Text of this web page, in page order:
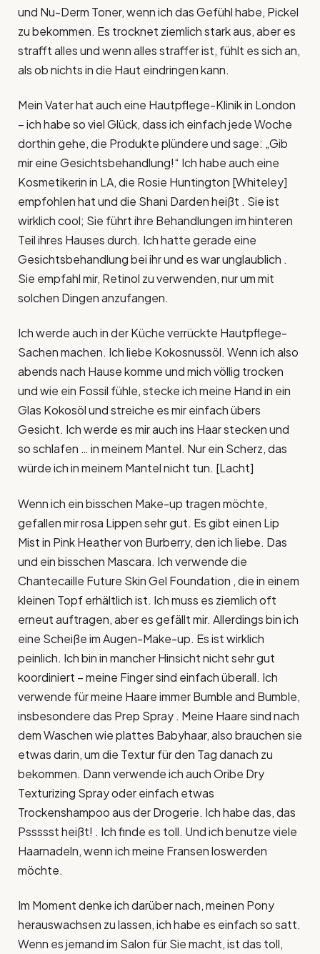
und Nu-Derm Toner, wenn ich das Gefühl habe, Pickel
zu bekommen. Es trocknet ziemlich stark aus, aber es
strafft alles und wenn alles straffer ist, fühlt es sich an,
als ob nichts in die Haut eindringen kann.
Mein Vater hat auch eine Hautpflege-Klinik in London
– ich habe so viel Glück, dass ich einfach jede Woche
dorthin gehe, die Produkte plündere und sage: „Gib
mir eine Gesichtsbehandlung!“ Ich habe auch eine
Kosmetikerin in LA, die Rosie Huntington [Whiteley]
empfohlen hat und die Shani Darden heißt . Sie ist
wirklich cool; Sie führt ihre Behandlungen im hinteren
Teil ihres Hauses durch. Ich hatte gerade eine
Gesichtsbehandlung bei ihr und es war unglaublich .
Sie empfahl mir, Retinol zu verwenden, nur um mit
solchen Dingen anzufangen.
Ich werde auch in der Küche verrückte Hautpflege-
Sachen machen. Ich liebe Kokosnussöl. Wenn ich also
abends nach Hause komme und mich völlig trocken
und wie ein Fossil fühle, stecke ich meine Hand in ein
Glas Kokosöl und streiche es mir einfach übers
Gesicht. Ich werde es mir auch ins Haar stecken und
so schlafen … in meinem Mantel. Nur ein Scherz, das
würde ich in meinem Mantel nicht tun. [Lacht]
Wenn ich ein bisschen Make-up tragen möchte,
gefallen mir rosa Lippen sehr gut. Es gibt einen Lip
Mist in Pink Heather von Burberry, den ich liebe. Das
und ein bisschen Mascara. Ich verwende die
Chantecaille Future Skin Gel Foundation , die in einem
kleinen Topf erhältlich ist. Ich muss es ziemlich oft
erneut auftragen, aber es gefällt mir. Allerdings bin ich
eine Scheiße im Augen-Make-up. Es ist wirklich
peinlich. Ich bin in mancher Hinsicht nicht sehr gut
koordiniert – meine Finger sind einfach überall. Ich
verwende für meine Haare immer Bumble and Bumble,
insbesondere das Prep Spray . Meine Haare sind nach
dem Waschen wie plattes Babyhaar, also brauchen sie
etwas darin, um die Textur für den Tag danach zu
bekommen. Dann verwende ich auch Oribe Dry
Texturizing Spray oder einfach etwas
Trockenshampoo aus der Drogerie. Ich habe das, das
Pssssst heißt! . Ich finde es toll. Und ich benutze viele
Haarnadeln, wenn ich meine Fransen loswerden
möchte.
Im Moment denke ich darüber nach, meinen Pony
herauswachsen zu lassen, ich habe es einfach so satt.
Wenn es jemand im Salon für Sie macht, ist das toll,